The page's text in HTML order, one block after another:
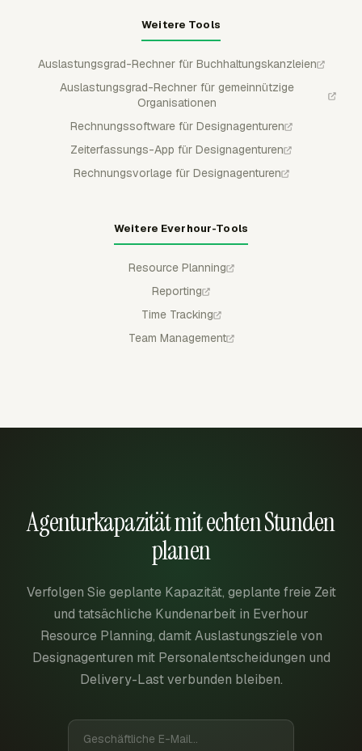
Weitere Tools
Auslastungsgrad-Rechner für Buchhaltungskanzleien
Auslastungsgrad-Rechner für gemeinnützige
Organisationen
Rechnungssoftware für Designagenturen
Zeiterfassungs-App für Designagenturen
Rechnungsvorlage für Designagenturen
Weitere Everhour-Tools
Resource Planning
Reporting
Time Tracking
Team Management
Agenturkapazität mit echten Stunden
planen
Verfolgen Sie geplante Kapazität, geplante freie Zeit
und tatsächliche Kundenarbeit in Everhour
Resource Planning, damit Auslastungsziele von
Designagenturen mit Personalentscheidungen und
Delivery-Last verbunden bleiben.